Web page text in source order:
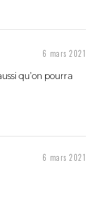
6 mars 2021
qu’on pourra
6 mars 2021